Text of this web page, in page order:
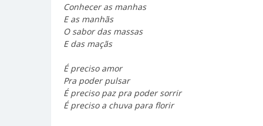
Conhecer as manhas
E as manhãs
O sabor das massas
E das maçãs
É preciso amor
Pra poder pulsar
É preciso paz pra poder sorrir
É preciso a chuva para florir